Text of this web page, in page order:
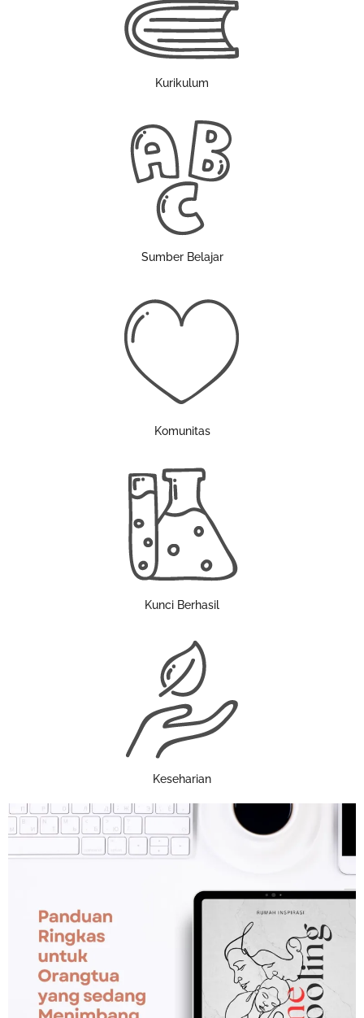
Kurikulum
Sumber Belajar
Komunitas
Kunci Berhasil
Keseharian